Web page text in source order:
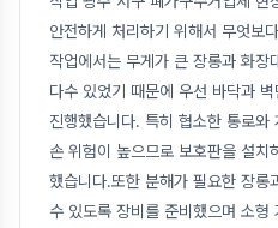
안전하게 처리하기 위해서 무엇보
작업에서는 무게가 큰 장롱과 화장
다수 있었기 때문에 우선 바닥과
진행했습니다. 특히 협소한 통로
손 위험이 높으므로 보호판을 설치
했습니다.또한 분해가 필요한 장롱
수 있도록 장비를 준비했으며 소